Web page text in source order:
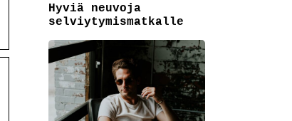
Hyviä neuvoja
selviytymismatkalle